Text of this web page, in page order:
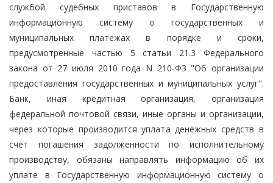
службой судебных приставов в Государственную
информационную систему о государственных и
муниципальных платежах в порядке и сроки,
предусмотренные частью 5 статьи 21.3 Федерального
закона от 27 июля 2010 года N 210-ФЗ "Об организации
предоставления государственных и муниципальных услуг".
Банк, иная кредитная организация, организация
федеральной почтовой связи, иные органы и организации,
через которые производится уплата денежных средств в
счет погашения задолженности по исполнительному
производству, обязаны направлять информацию об их
уплате в Государственную информационную систему о